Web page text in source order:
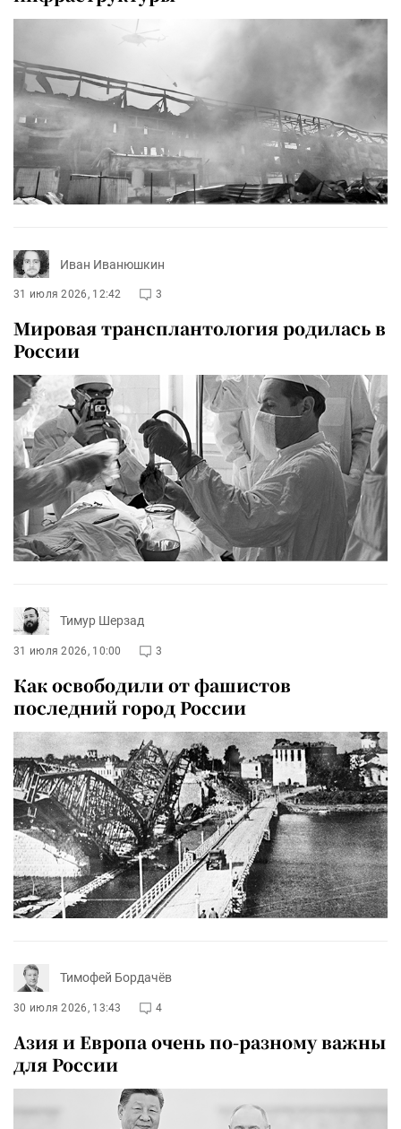
Иван Иванюшкин
31 июля 2026, 12:42 3
Мировая трансплантология родилась в
России
Тимур Шерзад
31 июля 2026, 10:00 3
Как освободили от фашистов
последний город России
Тимофей Бордачёв
30 июля 2026, 13:43 4
Азия и Европа очень по-разному важны
для России